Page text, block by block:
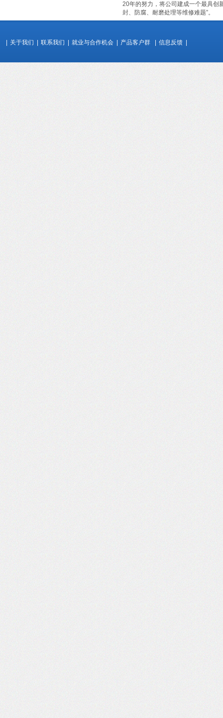
20年的努力，将公司建成一个最具创
封、防腐、耐磨处理等维修难题”。
关于我们 联系我们 就业与合作机会 产品客户群 信息反馈